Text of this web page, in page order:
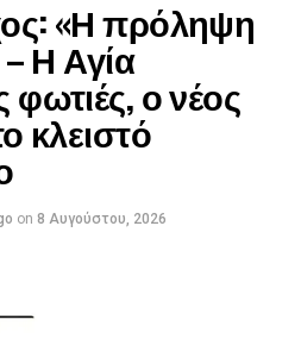
«Η πρόληψη
– Η Αγία
ο νέος
κλειστό
on 8 Αυγούστου, 2026